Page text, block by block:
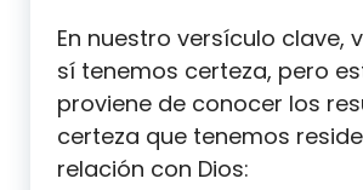
En nuestro versículo clave,
sí tenemos certeza, pero
proviene de conocer los
certeza que tenemos
relación con Dios: